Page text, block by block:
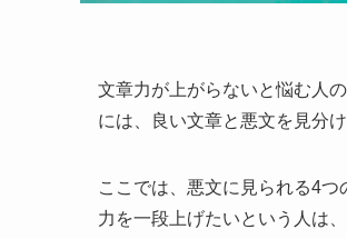
文章力が上がらないと悩む人
には、良い文章と悪文を見分
ここでは、悪文に見られる4
力を一段上げたいという人は